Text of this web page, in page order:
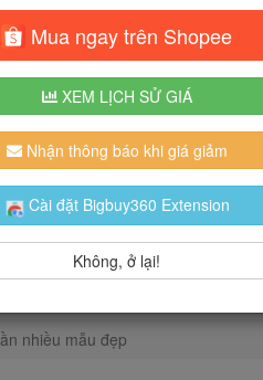
Cài đặt Extension
nhiều mẫu đẹp
Mua ngay trên Shopee
XEM LỊCH SỬ GIÁ
Nhận thông báo khi giá giảm
Cài đặt Bigbuy360 Extension
Không, ở lại!